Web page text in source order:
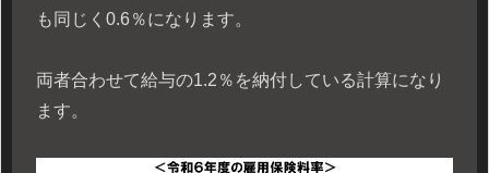
も同じく0.6％になります。
両者合わせて給与の1.2％を納付している計算になり
ます。